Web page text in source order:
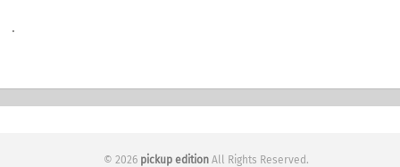
.
© 2026 pickup editionAll Rights Reserved.